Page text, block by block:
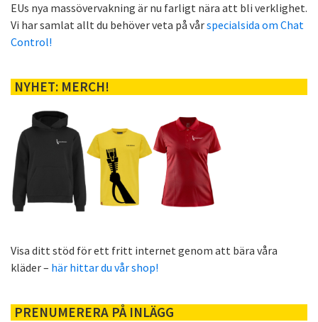
EUs nya massövervakning är nu farligt nära att bli verklighet.
Vi har samlat allt du behöver veta på vårspecialsida om Chat
Control!
NYHET: MERCH!
Visa ditt stöd för ett fritt internet genom att bära våra
kläder – här hittar du vår shop!
PRENUMERERA PÅ INLÄGG